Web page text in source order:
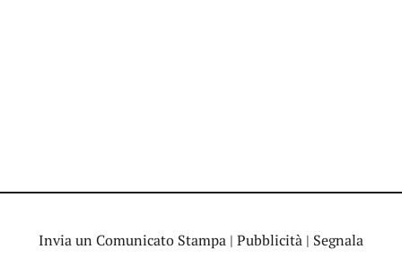
Invia un Comunicato Stampa | Pubblicità | Segnala